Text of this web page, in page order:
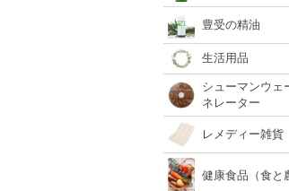
豊受の精油
生活用品
シューマンウェ
ネレーター
レメディー雑貨
健康食品（食と